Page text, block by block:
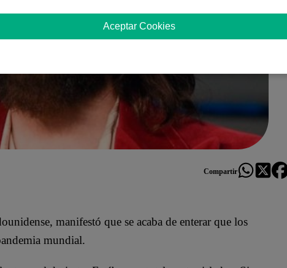
Compartir
manifestó que se acaba de enterar que los
mundial.
Aceptar Cookies